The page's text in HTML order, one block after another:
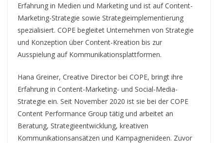
Erfahrung in Medien und Marketing und ist auf Content-
Marketing-Strategie sowie Strategieimplementierung
spezialisiert. COPE begleitet Unternehmen von Strategie
und Konzeption über Content-Kreation bis zur
Ausspielung auf Kommunikationsplattformen.
Hana Greiner, Creative Director bei COPE, bringt ihre
Erfahrung in Content-Marketing- und Social-Media-
Strategie ein. Seit November 2020 ist sie bei der COPE
Content Performance Group tätig und arbeitet an
Beratung, Strategieentwicklung, kreativen
Kommunikationsansätzen und Kampagnenideen. Zuvor